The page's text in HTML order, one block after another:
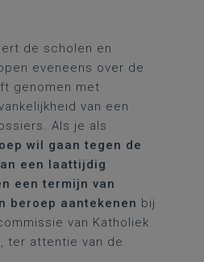
de scholen en
eveneens over de
genomen met
van een
Als je als
wil gaan tegen de
een laattijdig
een termijn van
beroep aantekenen bij
van Katholiek
ter attentie van de